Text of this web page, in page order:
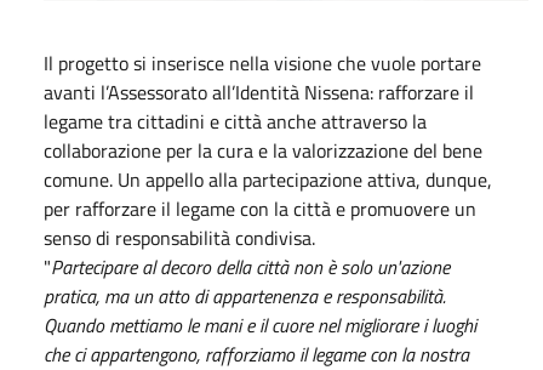
Il progetto si inserisce nella visione che vuole portare
avanti l’Assessorato all’Identità Nissena: rafforzare il
legame tra cittadini e città anche attraverso la
collaborazione per la cura e la valorizzazione del bene
comune. Un appello alla partecipazione attiva, dunque,
per rafforzare il legame con la città e promuovere un
senso di responsabilità condivisa.
"Partecipare al decoro della città non è solo un'azione
pratica, ma un atto di appartenenza e responsabilità.
Quando mettiamo le mani e il cuore nel migliorare i luoghi
che ci appartengono, rafforziamo il legame con la nostra